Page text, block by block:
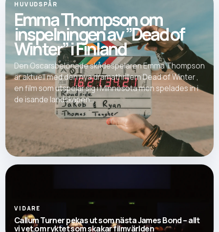
HUVUDSPÅR
Emma Thompson om
inspelningen av ”Dead of
Winter” i Finland
Den Oscarsbelönade skådespelaren Emma Thompson
är aktuell med den nya dramathrillern Dead of Winter ,
en film som utspelar sig i Minnesota men spelades in i
de isande landskapen...
VIDARE
Callum Turner pekas ut som nästa James Bond – allt
vi vet om ryktet som skakar filmvärlden